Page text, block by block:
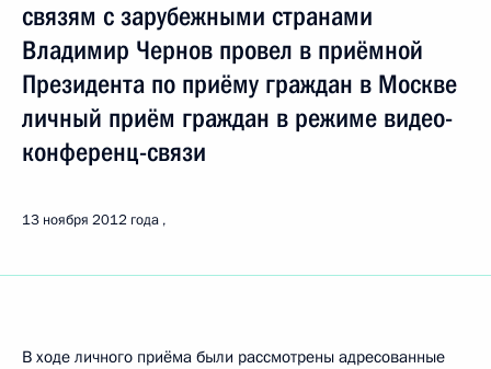
связям с зарубежными странами
Владимир Чернов провел в приёмной
Президента по приёму граждан в Москве
личный приём граждан в режиме видео-
конференц-связи
13 ноября 2012 года
В ходе личного приёма были рассмотрены адресованные